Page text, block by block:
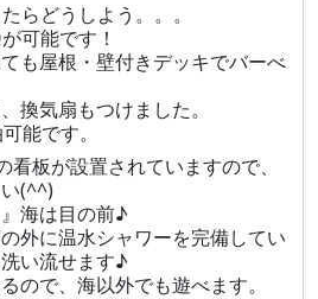
らどうしよう。。。
可能です！
も屋根・壁付きデッキでバーべ
換気扇もつけました。
能です。
看板が設置されていますので、
(^^)
海は目の前♪
外に温水シャワーを完備してい
い流せます♪
ので、海以外でも遊べます。